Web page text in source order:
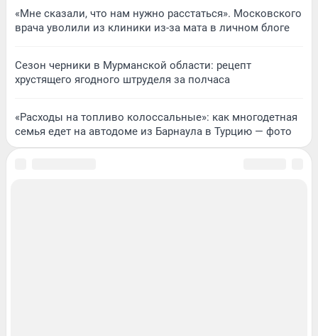
«Мне сказали, что нам нужно расстаться». Московского
врача уволили из клиники из-за мата в личном блоге
Сезон черники в Мурманской области: рецепт
хрустящего ягодного штруделя за полчаса
«Расходы на топливо колоссальные»: как многодетная
семья едет на автодоме из Барнаула в Турцию — фото